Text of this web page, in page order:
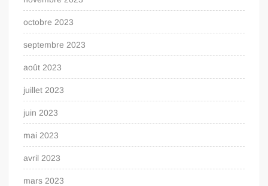
octobre 2023
septembre 2023
août 2023
juillet 2023
juin 2023
mai 2023
avril 2023
mars 2023